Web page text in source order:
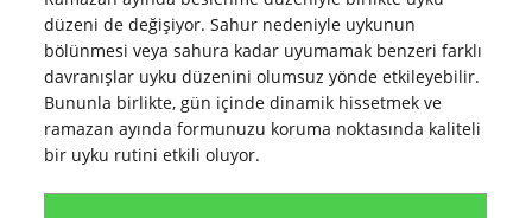
düzeni de değişiyor. Sahur nedeniyle uykunun
bölünmesi veya sahura kadar uyumamak benzeri farklı
davranışlar uyku düzenini olumsuz yönde etkileyebilir.
Bununla birlikte, gün içinde dinamik hissetmek ve
ramazan ayında formunuzu koruma noktasında kaliteli
bir uyku rutini etkili oluyor.